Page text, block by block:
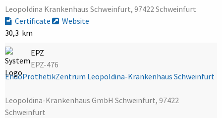
Leopoldina Krankenhaus Schweinfurt, 97422 Schweinfurt
Certificate
Website
30,3 km
EPZ
EPZ-476
EndoProthetikZentrum Leopoldina-Krankenhaus Schweinfurt
Leopoldina-Krankenhaus GmbH Schweinfurt, 97422
Schweinfurt